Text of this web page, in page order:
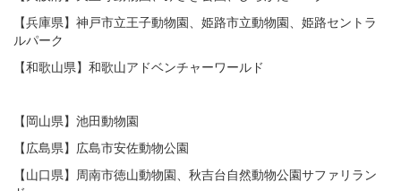
【兵庫県】神戸市立王子動物園、姫路市立動物園、姫路セントラ
ルパーク
【和歌山県】和歌山アドベンチャーワールド
【岡山県】池田動物園
【広島県】広島市安佐動物公園
【山口県】周南市徳山動物園、秋吉台自然動物公園サファリラン